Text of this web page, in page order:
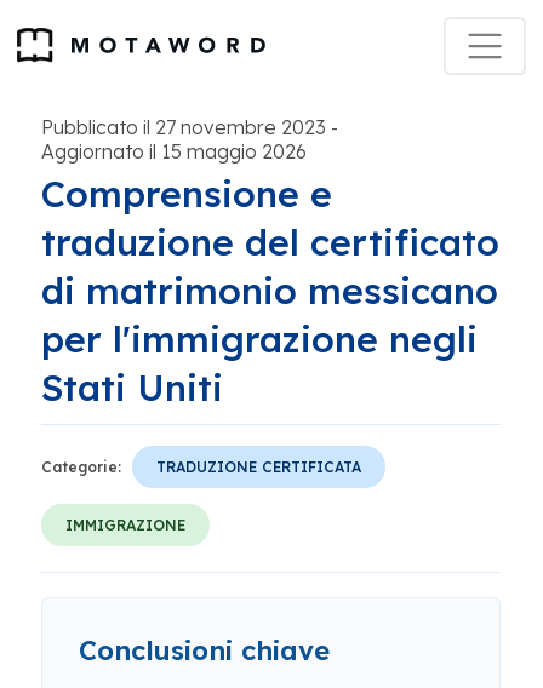
Pubblicato il 27 novembre 2023 -
Aggiornato il 15 maggio 2026
Comprensione e
traduzione del certificato
di matrimonio messicano
per l'immigrazione negli
Stati Uniti
Categorie: TRADUZIONE CERTIFICATA
IMMIGRAZIONE
Conclusioni chiave